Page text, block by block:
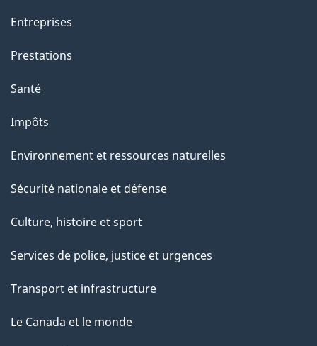
Entreprises
Prestations
Santé
Impôts
Environnement et ressources naturelles
Sécurité nationale et défense
Culture, histoire et sport
Services de police, justice et urgences
Transport et infrastructure
Le Canada et le monde